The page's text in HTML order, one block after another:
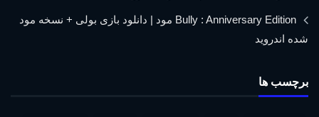
Bully : Anniversary Edition مود | دانلود بازی بولی + نسخه مود
شده اندروید
برچسب ها